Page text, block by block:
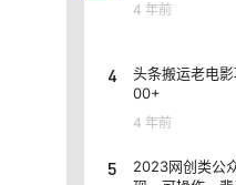
4 年前
4
头条搬运老电
00+
4 年前
5
2023网创类公